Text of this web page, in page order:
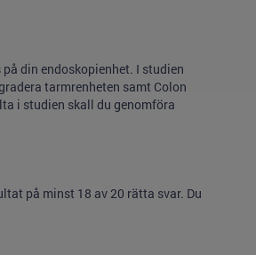
din endoskopienhet. I studien
tarmrenheten samt Colon
i studien skall du genomföra
på minst 18 av 20 rätta svar. Du